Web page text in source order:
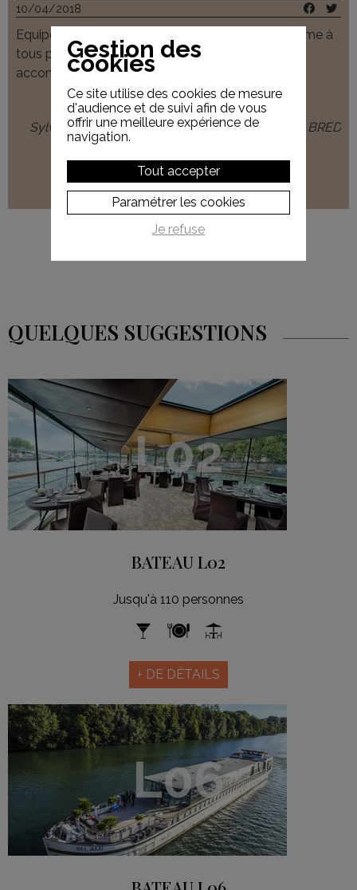
10/04/2018
Equipe de grande qualité avec un professionnalisme à
tous points de vue : accueil, menu, service et
accompagnement. félicitations.
Sylvianne L. - AMICALE DES RETRAITES DE LA BRED
QUELQUES SUGGESTIONS
L02
BATEAU L02
Jusqu'à 110 personnes
+ DE DÉTAILS
L06
Gestion des
cookies
Ce site utilise des cookies de mesure
d'audience et de suivi afin de vous
offrir une meilleure expérience de
navigation.
Tout accepter
Paramétrer les cookies
Je refuse